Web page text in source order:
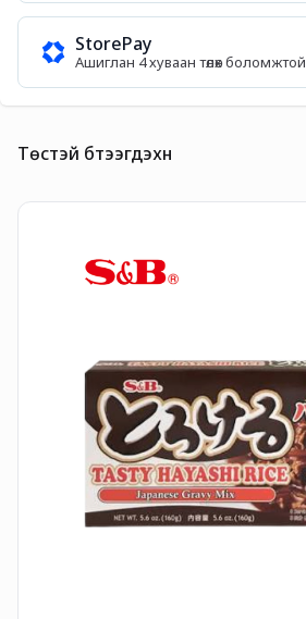
StorePay
Ашиглан 4 хуваан төлөх боломжтой
Төстэй бүтээгдэхүүн